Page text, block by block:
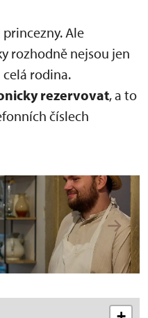
Ale
rozhodně nejsou jen
rodina.
rezervovat, a to
číslech